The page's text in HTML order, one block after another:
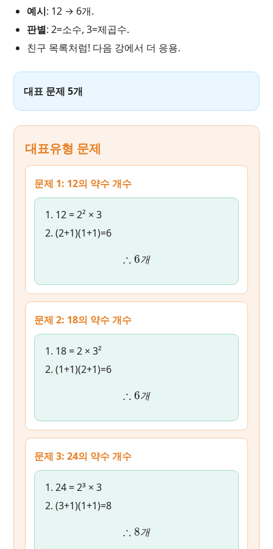
예시: 12 → 6개.
판별: 2=소수, 3=제곱수.
친구 목록처럼! 다음 강에서 더 응용.
대표 문제 5개
대표유형 문제
문제 1: 12의 약수 개수
12 = 2² × 3
(2+1)(1+1)=6
개
∴ 6개
문제 2: 18의 약수 개수
18 = 2 × 3²
(1+1)(2+1)=6
개
∴ 6개
문제 3: 24의 약수 개수
24 = 2³ × 3
(3+1)(1+1)=8
개
∴ 8개